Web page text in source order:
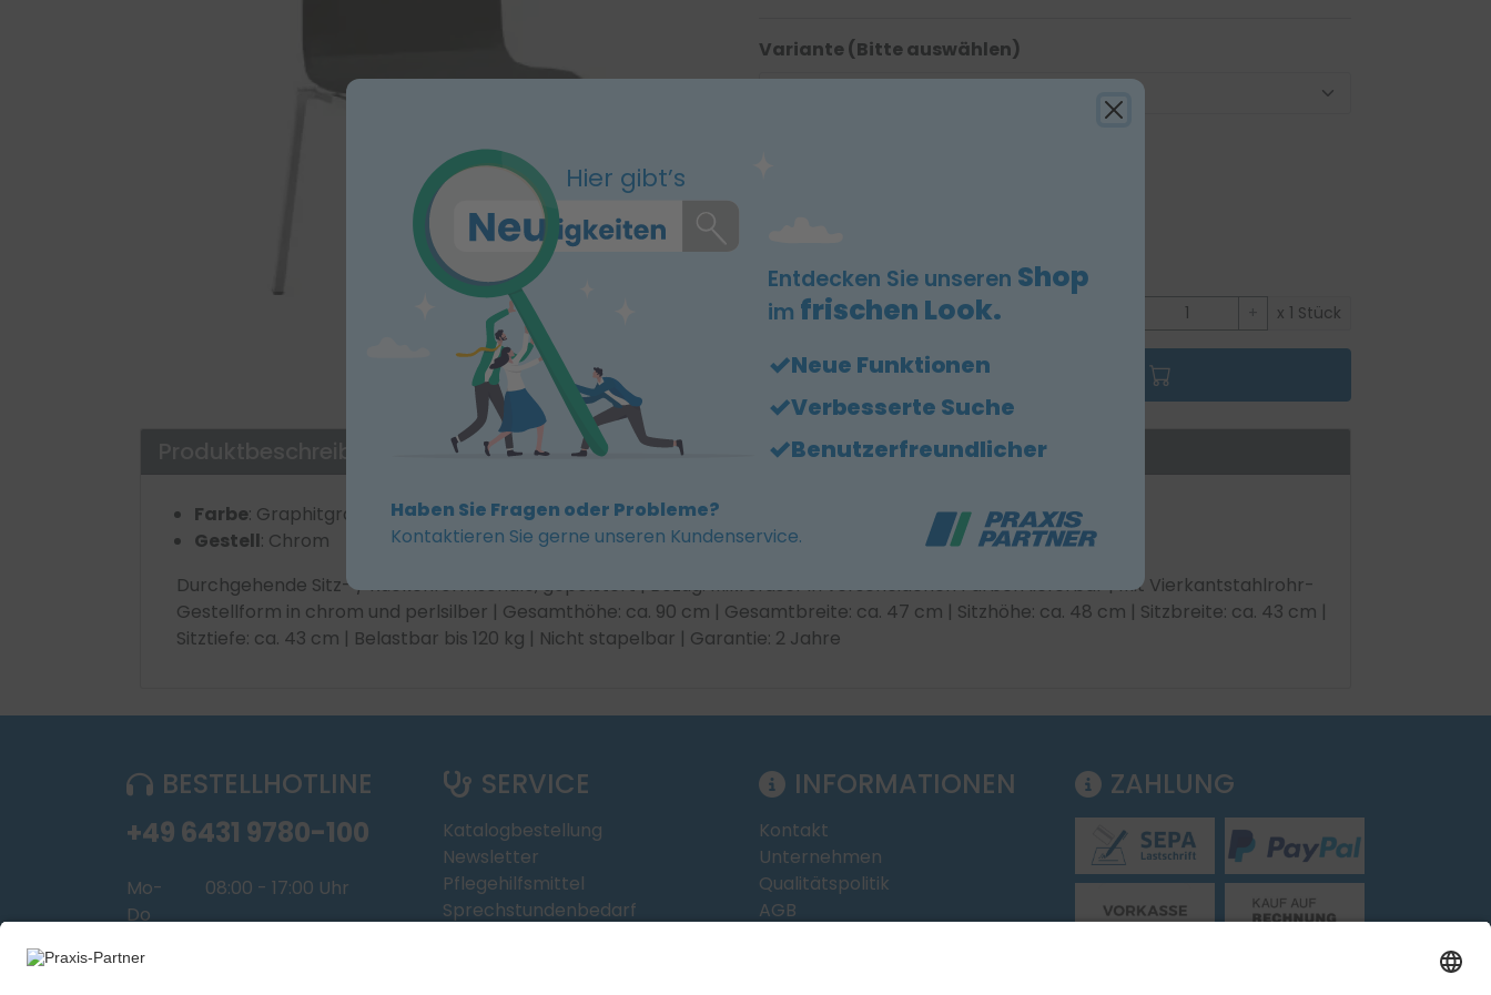
Variante (Bitte auswählen)
x 1 Stück
In den Warenkorb
Wartezimmer-Stuhl, Gestell Chrom, Polster graphitgrau
Farbe: Graphitgrau
Gestell: Chrom
Durchgehende Sitz- / Rückenformschale, gepolstert | Bezug: Mikrofaser in verscheidenen Farben lieferbar | Mit Vierkantstahlrohr-
Gestellform in chrom und perlsilber | Gesamthöhe: ca. 90 cm | Gesamtbreite: ca. 47 cm | Sitzhöhe: ca. 48 cm | Sitzbreite: ca. 43 cm |
Sitztiefe: ca. 43 cm | Belastbar bis 120 kg | Nicht stapelbar | Garantie: 2 Jahre
BESTELLHOTLINE
+49 6431 9780-100
Mo-
Do
08:00 - 17:00 Uhr
SERVICE
Katalogbestellung
Newsletter
Pflegehilfsmittel
Sprechstundenbedarf
INFORMATIONEN
Kontakt
Unternehmen
Qualitätspolitik
AGB
ZAHLUNG
Hier gibt’s
Entdecken Sie unseren Shop
im frischen Look.
Neue Funktionen
Verbesserte Suche
Benutzerfreundlicher
Haben Sie Fragen oder Probleme?
Kontaktieren Sie gerne unseren Kundenservice.